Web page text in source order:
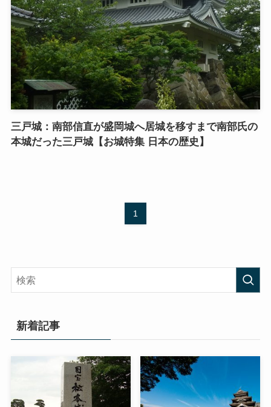
三戸城：南部信直が盛岡城へ居城を移すまで南部氏の
本城だった三戸城【お城特集 日本の歴史】
1
新着記事